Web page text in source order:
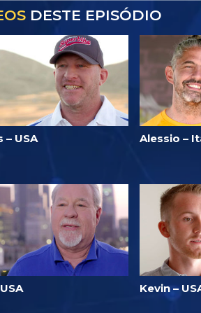
DESTE EPISÓDIO
– USA Alessio –
Kevin –